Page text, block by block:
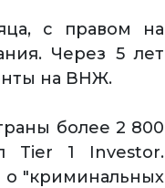
с правом на
Через 5 лет
на ВНЖ.
более 2 800
Tier 1 Investor.
о "криминальных